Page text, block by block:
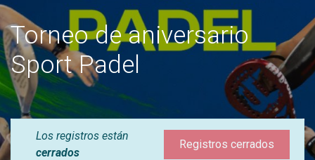
Torneo de aniversario
Sport Padel
Los registros están
cerrados
Registros cerrados